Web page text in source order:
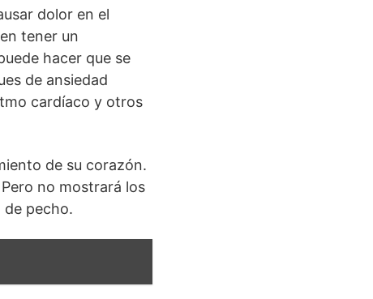
dolor en el
tener un
hacer que se
de ansiedad
cardíaco y otros
de su corazón.
no mostrará los
de pecho.